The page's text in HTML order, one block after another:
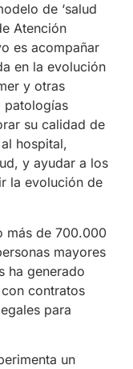
de ‘salud
Atención
es acompañar
en la evolución
y otras
patologías
su calidad de
hospital,
y ayudar a los
la evolución de
más de 700.000
mayores
ha generado
contratos
para
un